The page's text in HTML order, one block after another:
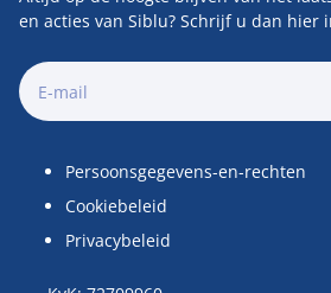
en acties van Siblu? Schrijf u dan hier
Persoonsgegevens-en-rechten
Cookiebeleid
Privacybeleid